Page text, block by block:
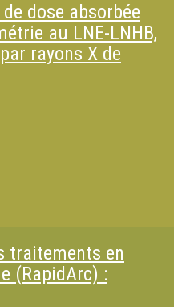
dose absorbée
au LNE-LNHB,
rayons X de
traitements en
(RapidArc) :